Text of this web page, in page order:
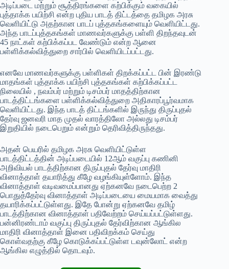
அடிப்படை மற்றும் சூத்திரங்களை கற்பிக்கும் வகையில்
புத்தாக்க பயிற்சி என்ற புதிய பாடத் திட்டத்தை தமிழக அரசு
வெளியிட்டு அதற்கான பாடப் புத்தகங்களையும் வெளியிட்டது.
அந்த பாடப்புத்தகங்கள் மாணவர்களுக்கு பள்ளி திறந்தவுடன்
45 நாட்கள் கற்பிக்கப்பட வேண்டும் என்ற ஆனை
பள்ளிக்கல்வித்துறை சார்பில் வெளியிடப்பட்டது.
எனவே மாணவர்களுக்கு பள்ளிகள் திறக்கப்பட்ட பின் இரண்டு
மாதங்கள் புத்தாக்க பயிற்சி புத்தகங்கள் கற்பிக்கப்பட்ட
நிலையில் , நவம்பர் மற்றும் டிசம்பர் மாதத்திற்கான
பாடத்திட்டங்களை பள்ளிக்கல்வித்துறை அதிகாரப்பூர்வமாக
வெளியிட்டது. இந்த பாடத் திட்டங்களில் இருந்து திருப்புதல்
தேர்வு ஜனவரி மாத முதல் வாரத்திலோ அல்லது டிசம்பர்
இறுதியில் நடைபெறும் என்றும் தெரிவித்திருந்தது.
அதன் பெயரில் தமிழக அரசு வெளியிட்டுள்ள
பாடத்திட்டத்தின் அடிப்படையில் 12ஆம் வகுப்பு கணினி
அறிவியல் பாடத்திற்கான திருப்புதல் தேர்வு மாதிரி
வினாத்தாள் தயாரித்து கீழே வழங்கியுள்ளோம். இந்த
வினாத்தாள் வடிவமைப்பானது ஏற்கனவே நடைபெற்ற 2
பொதுத்தேர்வு வினாத்தாள் அடிப்படையை மையமாக வைத்து
தயாரிக்கப்பட்டுள்ளது. இதே போன்று ஏற்கனவே தமிழ்
பாடத்திற்கான வினாத்தாள் பதிவேற்றம் செய்யப்பட்டுள்ளது.
பன்னிரண்டாம் வகுப்பு திருப்புதல் தேர்விற்கான ஆங்கில
மாதிரி வினாத்தாள் இனை பதிவிறக்கம் செய்து
கொள்வதற்கு கீழே கொடுக்கப்பட்டுள்ள டவுன்லோட் என்ற
ஆங்கில எழுத்தில் தொடவும்.